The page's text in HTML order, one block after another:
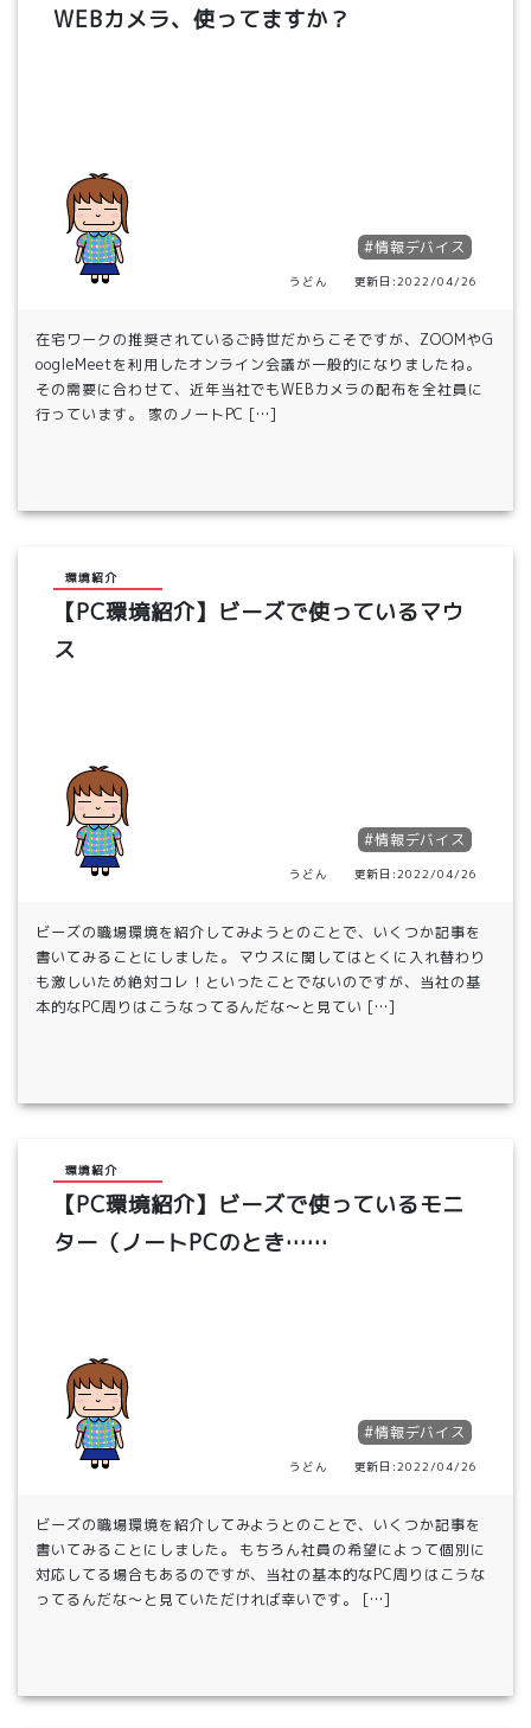
WEBカメラ、使ってますか？
#情報デバイス
うどん 更新日:2022/04/26
在宅ワークの推奨されているご時世だからこそですが、ZOOMやG
oogleMeetを利用したオンライン会議が一般的になりましたね。
その需要に合わせて、近年当社でもWEBカメラの配布を全社員に
行っています。 家のノートPC […]
環境紹介
【PC環境紹介】ビーズで使っているマウ
ス
#情報デバイス
うどん 更新日:2022/04/26
ビーズの職場環境を紹介してみようとのことで、いくつか記事を
書いてみることにしました。 マウスに関してはとくに入れ替わり
も激しいため絶対コレ！といったことでないのですが、当社の基
本的なPC周りはこうなってるんだな～と見てい […]
環境紹介
【PC環境紹介】ビーズで使っているモニ
ター（ノートPCのとき……
#情報デバイス
うどん 更新日:2022/04/26
ビーズの職場環境を紹介してみようとのことで、いくつか記事を
書いてみることにしました。 もちろん社員の希望によって個別に
対応してる場合もあるのですが、当社の基本的なPC周りはこうな
ってるんだな～と見ていただければ幸いです。 […]